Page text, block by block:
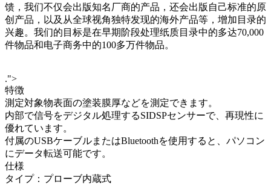
馈，我们不仅会出版知名厂商的产品，还会出版自己标准的原
创产品，以及从全球视角独特发现的海外产品等，增加目录的
兴趣。我们的目标是在早期阶段处理纸质目录中的多达70,000
件物品和电子商务中的100多万件物品。
.">
特徴
測定対象物表面の塗装膜厚などを測定できます。
内部で信号をデジタル処理するSIDSPセンサーで、再現性に
優れています。
付属のUSBケーブルまたはBluetoothを使用すると、パソコン
にデータ転送可能です。
仕様
タイプ：プローブ内蔵式